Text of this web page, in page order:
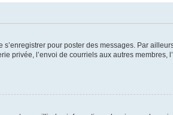
pour poster des messages. Par
privée, l’envoi de courriels aux autres membres,